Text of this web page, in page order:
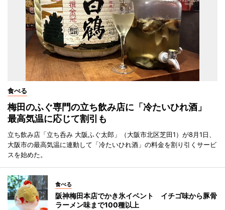
食べる
梅田のふぐ専門の立ち飲み店に「冷たいひれ酒」
最高気温に応じて割引も
立ち飲み店「立ち呑み 大阪ふぐ太郎」（大阪市北区芝田1）が8月1日、
大阪市の最高気温に連動して「冷たいひれ酒」の料金を割り引くサービ
スを始めた。
食べる
阪神梅田本店でかき氷イベント イチゴ味から豚骨
ラーメン味まで100種以上